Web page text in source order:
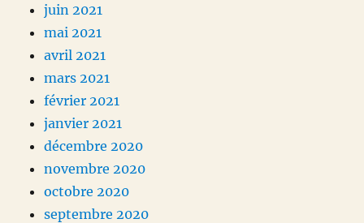
juin 2021
mai 2021
avril 2021
mars 2021
février 2021
janvier 2021
décembre 2020
novembre 2020
octobre 2020
septembre 2020